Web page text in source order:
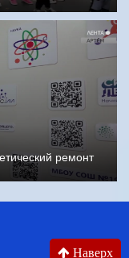
ремонт
Наверх